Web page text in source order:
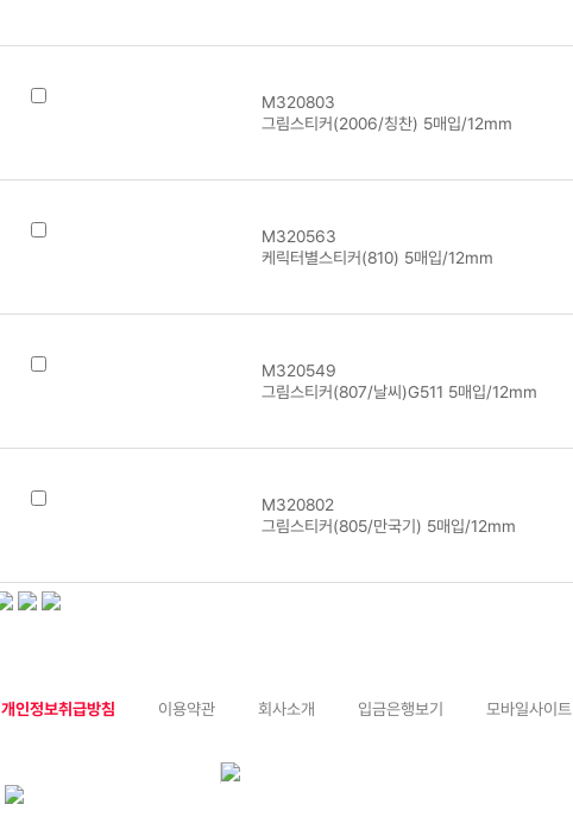
M320803
그림스티커(2006/칭찬) 5매입/12mm
M320563
케릭터별스티커(810) 5매입/12mm
M320549
그림스티커(807/날씨)G511 5매입/12mm
M320802
그림스티커(805/만국기) 5매입/12mm
개인정보취급방침 이용약관 회사소개 입금은행보기 모바일사이트